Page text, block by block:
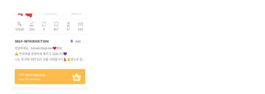
繁體中文
العربية
日本語